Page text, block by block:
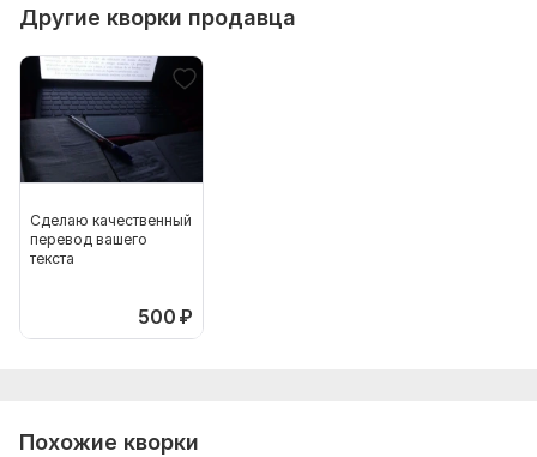
Другие кворки продавца
Сделаю качественный
перевод вашего
текста
500 ₽
Похожие кворки